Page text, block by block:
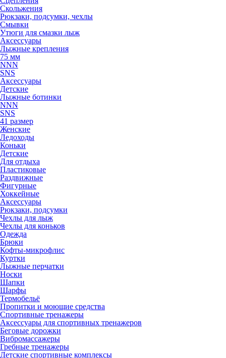
Скольжения
Рюкзаки, подсумки, чехлы
Смывки
Утюги для смазки лыж
Аксессуары
Лыжные крепления
75 мм
NNN
SNS
Аксессуары
Детские
Лыжные ботинки
NNN
SNS
41 размер
Женские
Ледоходы
Коньки
Детские
Для отдыха
Пластиковые
Раздвижные
Фигурные
Хоккейные
Аксессуары
Рюкзаки, подсумки
Чехлы для лыж
Чехлы для коньков
Одежда
Брюки
Кофты-микрофлис
Куртки
Лыжные перчатки
Носки
Шапки
Шарфы
Термобельё
Пропитки и моющие средства
Спортивные тренажеры
Аксессуары для спортивных тренажеров
Беговые дорожки
Вибромассажеры
Гребные тренажеры
Детские спортивные комплексы